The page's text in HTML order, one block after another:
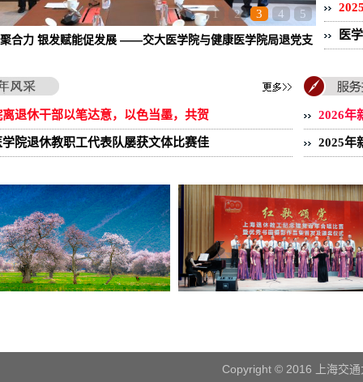
Copyright © 2016 上海交
1 2 3 4
5
合力 银发赋能促发展 ——交大医学院与健康医学院局退党支
医
退休干部以笔达意，以色当墨，共贺
院退休教职工代表队屡获文体比赛佳
2026年
2025年